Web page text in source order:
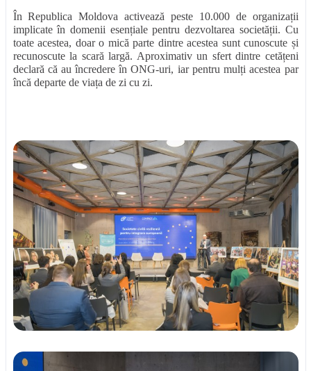
În Republica Moldova activează peste 10.000 de organizații
implicate în domenii esențiale pentru dezvoltarea societății. Cu
toate acestea, doar o mică parte dintre acestea sunt cunoscute și
recunoscute la scară largă. Aproximativ un sfert dintre cetățeni
declară că au încredere în ONG-uri, iar pentru mulți acestea par
încă departe de viața de zi cu zi.